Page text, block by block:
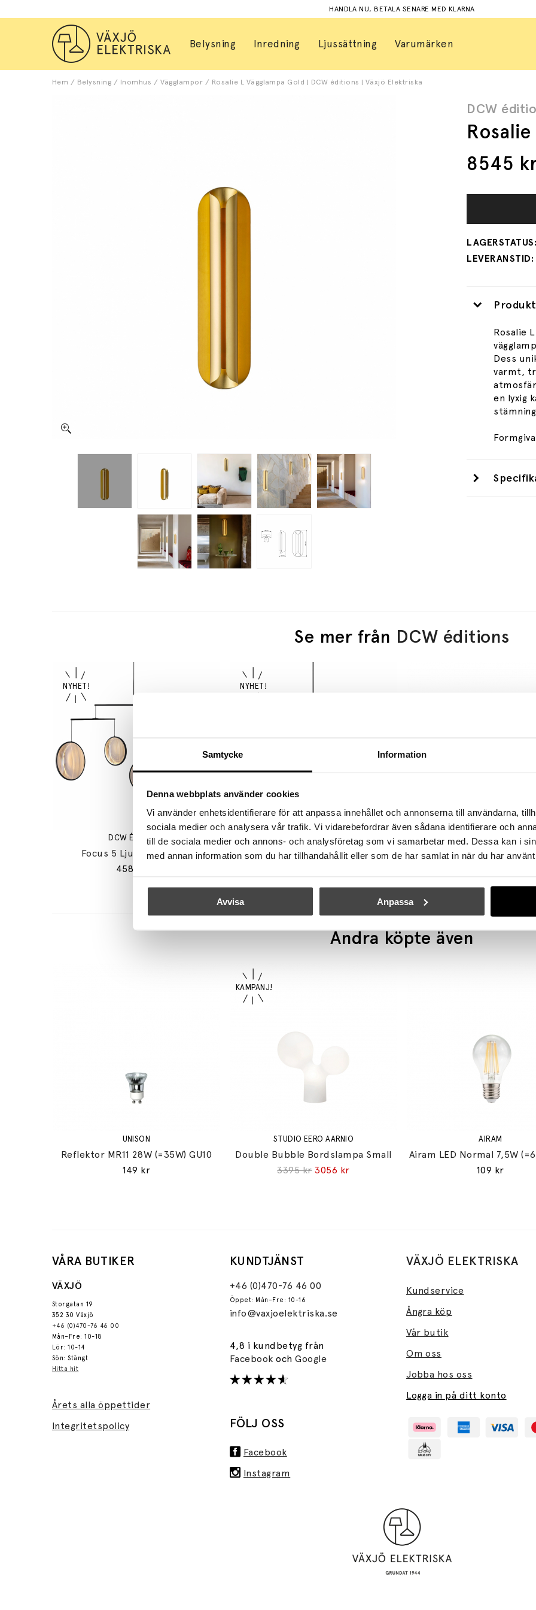
Samtycke Information
Denna webbplats använder cookies
Vi använder enhetsidentifierare för att anpassa innehållet och annonserna till användarna,
sociala medier och analysera vår trafik. Vi vidarebefordrar även sådana identifierare och
till de sociala medier och annons- och analysföretag som vi samarbetar med. Dessa kan i
med annan information som du har tillhandahållit eller som de har samlat in när du har
Avvisa Anpassa
HANDLA NU, BETALA SENARE MED KLARNA
Belysning Inredning Ljussättning Varumärken
Hem / Belysning / Inomhus / Vägglampor / Rosalie L Vägglampa Gold | DCW éditions | Växjö Elektriska
DCW
8545
Rosalie
Dess
varmt,
en lyxig
Se mer från DCW éditions
DCW ÉDITIONS
Focus 5 Ljuskrona Black
45835 kr
DCW ÉDITIONS
Chaumont 150 Pendel Yellow/White
DCW ÉDITIONS
Andra köpte även
UNISON
Reflektor MR11 28W (=35W) GU10
149 kr
STUDIO EERO AARNIO
Double Bubble Bordslampa Small
3395 kr 3056 kr
AIRAM
Airam LED Normal 7,5W
109 kr
VÅRA BUTIKER
VÄXJÖ
Storgatan 19
352 30 Växjö
+46 (0)470-76 46 00
Mån–Fre: 10-18
Lör: 10-14
Sön: Stängt
Hitta hit
Årets alla öppettider
Integritetspolicy
KUNDTJÄNST
+46 (0)470-76 46 00
Öppet: Mån–Fre: 10-16
info@vaxjoelektriska.se
4,8 i kundbetyg från
FacebookochGoogle
VÄXJÖ ELEKTRISKA
Kundservice
Ångra köp
Vår butik
Om oss
Jobba hos oss
Logga in på ditt konto
FÖLJ OSS
Facebook
Instagram